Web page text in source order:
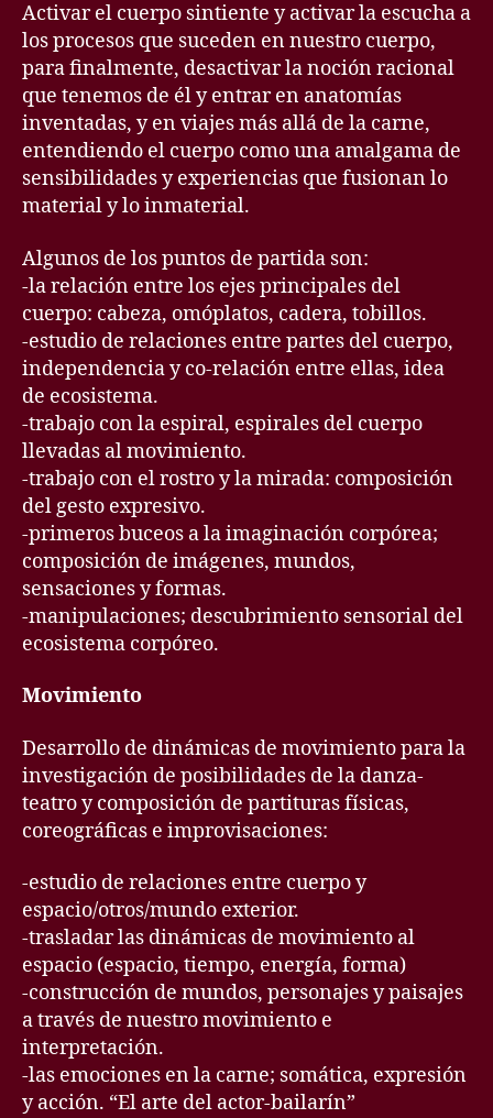
Activar el cuerpo sintiente y activar la escucha a
los procesos que suceden en nuestro cuerpo,
para finalmente, desactivar la noción racional
que tenemos de él y entrar en anatomías
inventadas, y en viajes más allá de la carne,
entendiendo el cuerpo como una amalgama de
sensibilidades y experiencias que fusionan lo
material y lo inmaterial.
Algunos de los puntos de partida son:
-la relación entre los ejes principales del
cuerpo: cabeza, omóplatos, cadera, tobillos.
-estudio de relaciones entre partes del cuerpo,
independencia y co-relación entre ellas, idea
de ecosistema.
-trabajo con la espiral, espirales del cuerpo
llevadas al movimiento.
-trabajo con el rostro y la mirada: composición
del gesto expresivo.
-primeros buceos a la imaginación corpórea;
composición de imágenes, mundos,
sensaciones y formas.
-manipulaciones; descubrimiento sensorial del
ecosistema corpóreo.
Movimiento
Desarrollo de dinámicas de movimiento para la
investigación de posibilidades de la danza-
teatro y composición de partituras físicas,
coreográficas e improvisaciones:
-estudio de relaciones entre cuerpo y
espacio/otros/mundo exterior.
-trasladar las dinámicas de movimiento al
espacio (espacio, tiempo, energía, forma)
-construcción de mundos, personajes y paisajes
a través de nuestro movimiento e
interpretación.
-las emociones en la carne; somática, expresión
y acción. “El arte del actor-bailarín”